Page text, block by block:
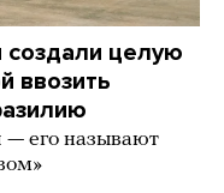
создали целую
ввозить
— его называют